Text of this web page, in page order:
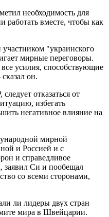
необходимость для
работать вместе, чтобы как
"украинского
мирные переговоры.
усилия, способствующие
он.
отказаться от
избегать
негативное влияние на
мирной
и Россией и с
и справедливое
заявил Си и пообещал
со всеми сторонами,
ли лидеры двух стран
мира в Швейцарии.